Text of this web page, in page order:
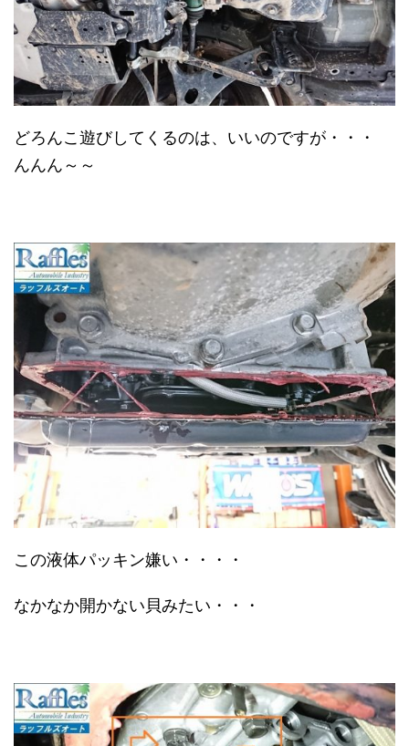
どろんこ遊びしてくるのは、いいのですが・・・
んんん～～
この液体パッキン嫌い・・・・
なかなか開かない貝みたい・・・